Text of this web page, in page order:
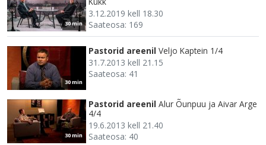
30 min
3.12.2019 kell 18.30
Saateosa: 169
30 min
Pastorid areenil Veljo Kaptein 1/4
31.7.2013 kell 21.15
Saateosa: 41
30 min
Pastorid areenil Alur Õunpuu ja Aivar Arge
4/4
19.6.2013 kell 21.40
Saateosa: 40